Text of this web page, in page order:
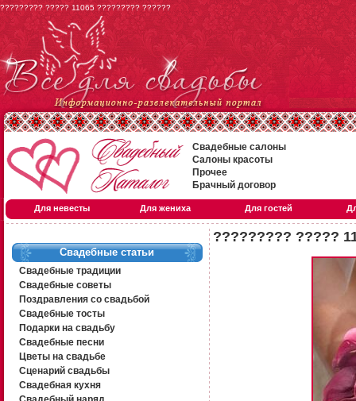
????????? ????? 11065 ????????? ??????
Свадебные салоны
Салоны красоты
Прочее
Брачный договор
Для невесты Для жениха Для гостей
Свадебные статьи
Свадебные традиции
Свадебные советы
Поздравления со свадьбой
Свадебные тосты
Подарки на свадьбу
Свадебные песни
Цветы на свадьбе
Сценарий свадьбы
Свадебная кухня
????????? ?????